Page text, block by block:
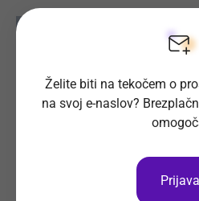
Želite biti na tekočem o
na svoj e-naslov?
Prijava